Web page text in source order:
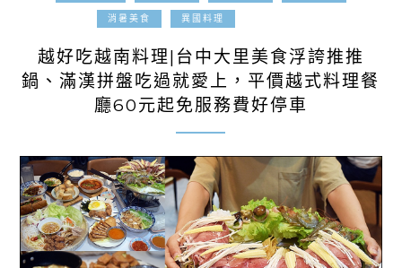
消暑美食 異國料理
越好吃越南料理|台中大里美食浮誇推推
鍋、滿漢拼盤吃過就愛上，平價越式料理餐
廳60元起免服務費好停車